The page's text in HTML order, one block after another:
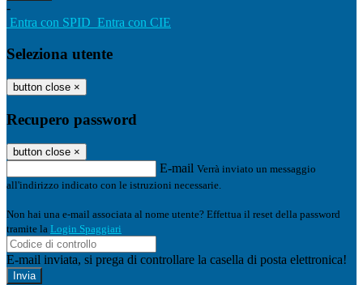
-
Entra con SPID Entra con CIE
Seleziona utente
button close ×
Recupero password
button close ×
E-mail Verrà inviato un messaggio
all'indirizzo indicato con le istruzioni necessarie.
Non hai una e-mail associata al nome utente? Effettua il reset della password
tramite la Login Spaggiari
E-mail inviata, si prega di controllare la casella di posta elettronica!